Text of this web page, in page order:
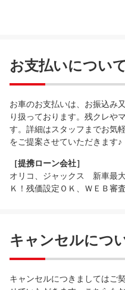
お支払いについて
お車のお支払いは、お振込み
り扱っております。残クレや
す。詳細はスタッフまでお気
をご提案させていただきます♪
［提携ローン会社］
オリコ、ジャックス 新車最
Ｋ！残価設定ＯＫ、ＷＥＢ審
キャンセルにつ
キャンセルにつきましてはご